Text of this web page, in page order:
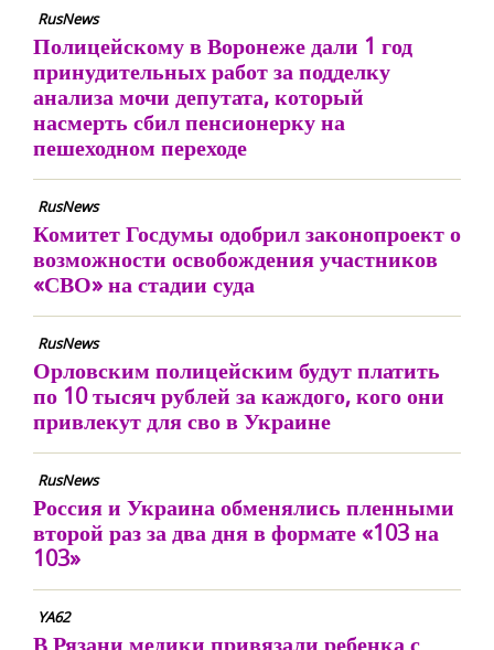
RusNews
Полицейскому в Воронеже дали 1 год
принудительных работ за подделку
анализа мочи депутата, который
насмерть сбил пенсионерку на
пешеходном переходе
RusNews
Комитет Госдумы одобрил законопроект о
возможности освобождения участников
«СВО» на стадии суда
RusNews
Орловским полицейским будут платить
по 10 тысяч рублей за каждого, кого они
привлекут для сво в Украине
RusNews
Россия и Украина обменялись пленными
второй раз за два дня в формате «103 на
103»
YA62
В Рязани медики привязали ребенка с